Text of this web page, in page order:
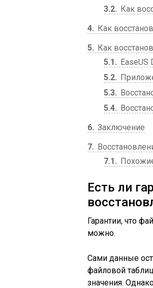
3.2
Как
4
Как
5
Как
5.1
EaseUS
5.2
5.3
5.4
6 Заключение
7
7.1
Есть ли
Гарантии, что
можно.
Сами данные
файловой
значения.